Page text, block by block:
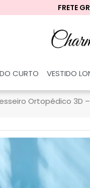
FRETE
CURTO VESTIDO
Ortopédico 3D